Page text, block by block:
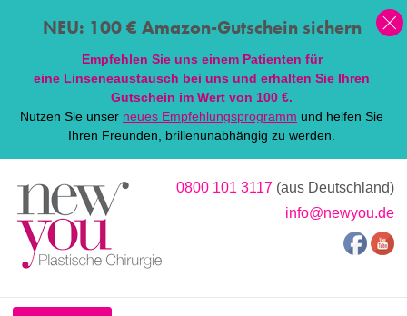
NEU: 100 € Amazon-Gutschein sichern
Empfehlen Sie uns einem Patienten für
eine Linseneaustausch bei uns und erhalten Sie Ihren
Gutschein im Wert von 100 €.
Nutzen Sie unser neues Empfehlungsprogramm und helfen Sie
Ihren Freunden, brillenunabhängig zu werden.
0800 101 3117 (aus Deutschland)
info@newyou.de